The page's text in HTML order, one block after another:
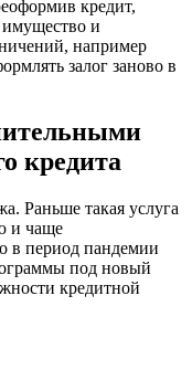
кредит,
имущество и
например
залог заново в
кредита
Раньше такая услуга
и чаще
в период пандемии
под новый
кредитной